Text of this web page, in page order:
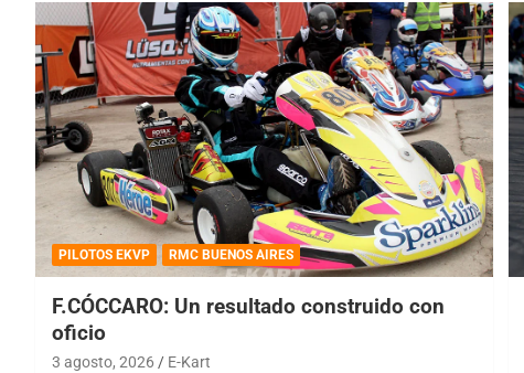
PILOTOS EKVP RMC BUENOS AIRES
F.CÓCCARO: Un resultado construido con
oficio
3 agosto, 2026 E-Kart